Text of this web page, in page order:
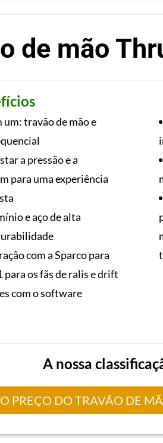
de mão
um: travão de mão e
a pressão e a
para uma experiência
e aço de alta
com a Sparco para
para os fãs de ralis e drift
com o software
A nossa
PREÇO DO TRAVÃO DE